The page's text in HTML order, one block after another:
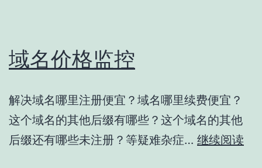
域名价格监控
解决域名哪里注册便宜？域名哪里续费便宜？
这个域名的其他后缀有哪些？这个域名的其他
后缀还有哪些未注册？等疑难杂症… 继续阅读